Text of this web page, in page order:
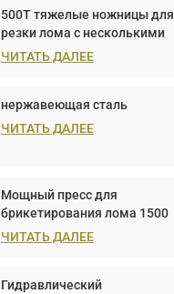
500T тяжелые ножницы для
резки лома с несколькими
лезвиями портальные
ЧИТАТЬ ДАЛЕЕ
нержавеющая сталь
ЧИТАТЬ ДАЛЕЕ
Мощный пресс для
брикетирования лома 1500
тонн
ЧИТАТЬ ДАЛЕЕ
Гидравлический